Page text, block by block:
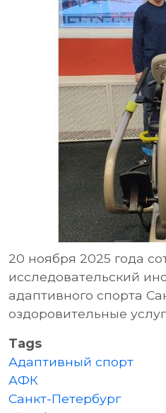
20 ноября 2025 года
исследовательский
адаптивного спорта
оздоровительные
Tags
Адаптивный спорт
АФК
Санкт-Петербург